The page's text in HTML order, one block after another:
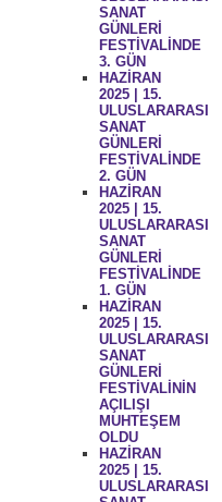
SANAT
GÜNLERİ
FESTİVALİNDE
3. GÜN
HAZİRAN
2025 | 15.
ULUSLARARASI
SANAT
GÜNLERİ
FESTİVALİNDE
2. GÜN
HAZİRAN
2025 | 15.
ULUSLARARASI
SANAT
GÜNLERİ
FESTİVALİNDE
1. GÜN
HAZİRAN
2025 | 15.
ULUSLARARASI
SANAT
GÜNLERİ
FESTİVALİNİN
AÇILIŞI
MUHTEŞEM
OLDU
HAZİRAN
2025 | 15.
ULUSLARARASI